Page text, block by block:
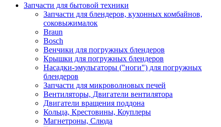
Запчасти для бытовой техники
Запчасти для блендеров, кухонных комбайнов,
соковыжималок
Braun
Bosch
Венчики для погружных блендеров
Крышки для погружных блендеров
Насадки-эмульгаторы ("ноги") для погружных
блендеров
Запчасти для микроволновых печей
Вентиляторы, Двигатели вентилятора
Двигатели вращения поддона
Кольца, Крестовины, Коуплеры
Магнетроны, Слюда